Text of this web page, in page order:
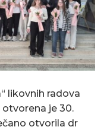
likovnih radova
je 30.
otvorila dr